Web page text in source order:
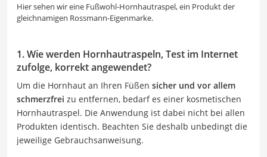
Hier sehen wir eine Fußwohl-Hornhautraspel, ein Produkt der
gleichnamigen Rossmann-Eigenmarke.
1. Wie werden Hornhautraspeln, Test im Internet
zufolge, korrekt angewendet?
Um die Hornhaut an Ihren Füßen sicher und vor allem
schmerzfrei zu entfernen, bedarf es einer kosmetischen
Hornhautraspel. Die Anwendung ist dabei nicht bei allen
Produkten identisch. Beachten Sie deshalb unbedingt die
jeweilige Gebrauchsanweisung.